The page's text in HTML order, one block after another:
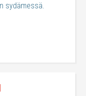
sydämessä.